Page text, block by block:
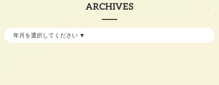
ARCHIVES